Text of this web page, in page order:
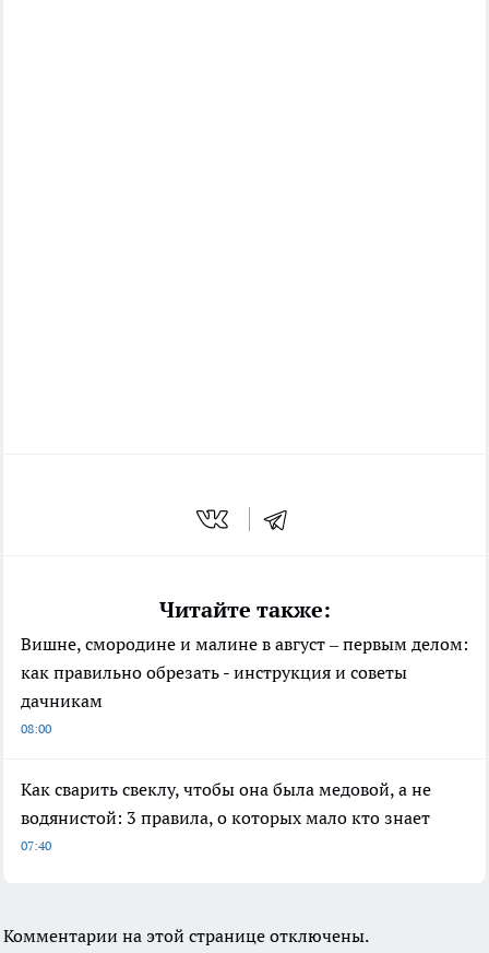
Читайте также:
Вишне, смородине и малине в август – первым делом:
как правильно обрезать - инструкция и советы
дачникам
08:00
Как сварить свеклу, чтобы она была медовой, а не
водянистой: 3 правила, о которых мало кто знает
07:40
Комментарии на этой странице отключены.